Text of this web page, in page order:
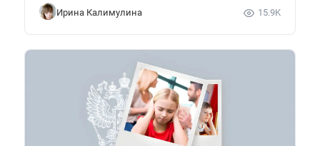
Ирина Калимулина 15.9K